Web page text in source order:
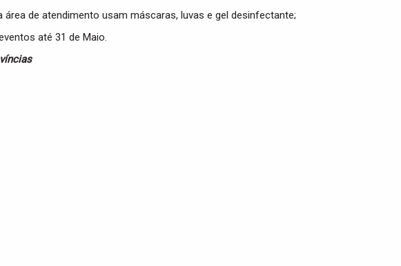
de atendimento usam máscaras, luvas e gel desinfectante;
até 31 de Maio.